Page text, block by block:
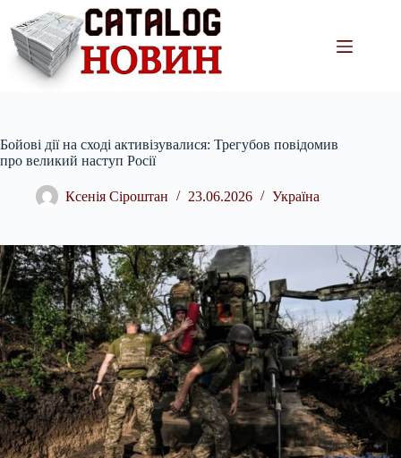
вмісту
Бойові дії на сході активізувалися: Трегубов повідомив
про великий наступ Росії
Ксенія Сіроштан 23.06.2026 Україна